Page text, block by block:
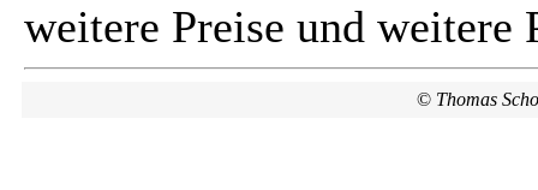
weitere Preise und weitere
© Thomas